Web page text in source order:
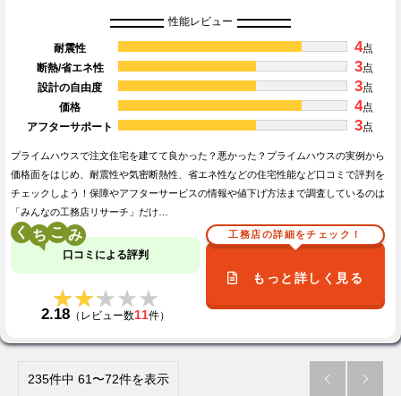
性能レビュー
耐震性 4点
断熱/省エネ性
3点
設計の自由度
3点
価格
4点
アフターサポート
3点
プライムハウスで注文住宅を建てて良かった？悪かった？プライムハウスの実例から
価格面をはじめ、耐震性や気密断熱性、省エネ性などの住宅性能など口コミで評判を
チェックしよう！保障やアフターサービスの情報や値下げ方法まで調査しているのは
「みんなの工務店リサーチ」だけ…
く こ
口コミによる評判
★★★★★
★★★★★
2.18 （レビュー数11件）
工務店の詳細をチェック！
もっと詳しく見る
235件中 61〜72件を表示  